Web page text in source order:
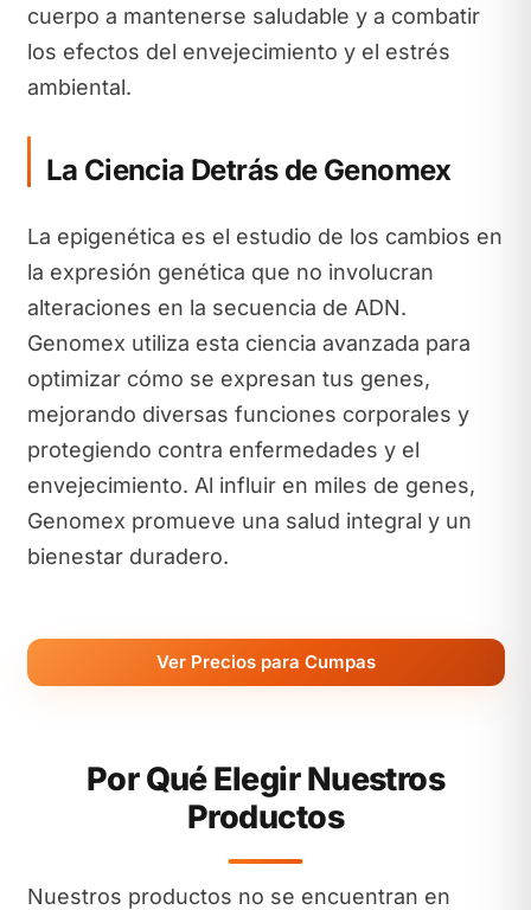
cuerpo a mantenerse saludable y a combatir
los efectos del envejecimiento y el estrés
ambiental.
La Ciencia Detrás de Genomex
La epigenética es el estudio de los cambios en
la expresión genética que no involucran
alteraciones en la secuencia de ADN.
Genomex utiliza esta ciencia avanzada para
optimizar cómo se expresan tus genes,
mejorando diversas funciones corporales y
protegiendo contra enfermedades y el
envejecimiento. Al influir en miles de genes,
Genomex promueve una salud integral y un
bienestar duradero.
Ver Precios para Cumpas
Por Qué Elegir Nuestros
Productos
Nuestros productos no se encuentran en